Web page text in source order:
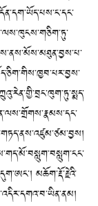
མཆོག་རྡོ་རྗེའི་